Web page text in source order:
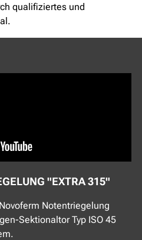
qualifiziertes und
"EXTRA 315"
Notentriegelung
Sektionaltor Typ ISO 45